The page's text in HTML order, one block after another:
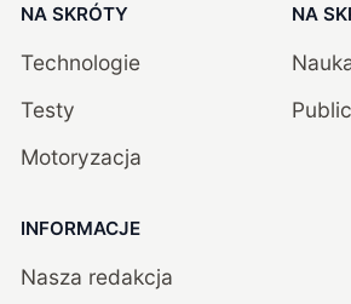
NA SKRÓTY
Technologie
Testy
Motoryzacja
NA
INFORMACJE
Nasza redakcja